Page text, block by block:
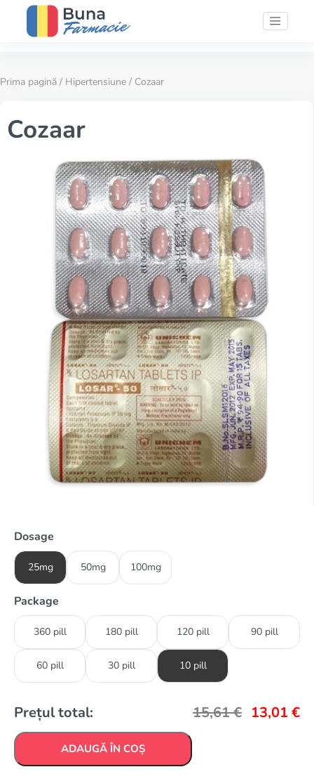
Prima pagină / Hipertensiune / Cozaar
Cozaar
Dosage
25mg 50mg 100mg
Package
360 pill 180 pill 120 pill 90 pill
60 pill 30 pill 10 pill
Prețul total: 15,61€ 13,01 €
ADAUGĂ ÎN COȘ